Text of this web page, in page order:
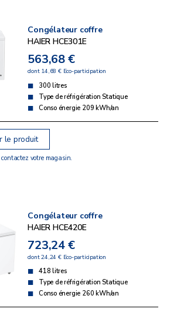
Congélateur coffre
HAIER HCE301E
563,68 €
dont 14,68 € Eco-participation
300 litres
Type de réfrigération Statique
Conso énergie 209 kWh/an
le produit
contactez votre magasin.
Congélateur coffre
HAIER HCE420E
723,24 €
dont 24,24 € Eco-participation
418 litres
Type de réfrigération Statique
Conso énergie 260 kWh/an